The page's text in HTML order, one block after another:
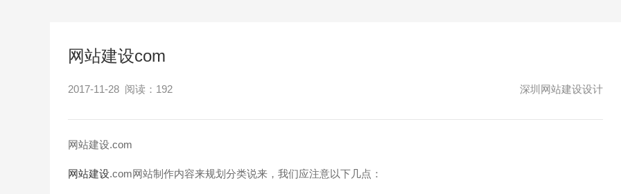
网站建设com
2017-11-28 阅读： 192 深圳网站建设设计
网站建设.com
网站建设.com网站制作内容来规划分类说来，我们应注意以下几点：